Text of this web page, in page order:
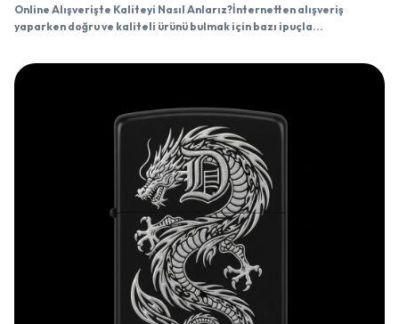
Online Alışverişte Kaliteyi Nasıl Anlarız?İnternetten alışveriş
yaparken doğru ve kaliteli ürünü bulmak için bazı ipuçla...